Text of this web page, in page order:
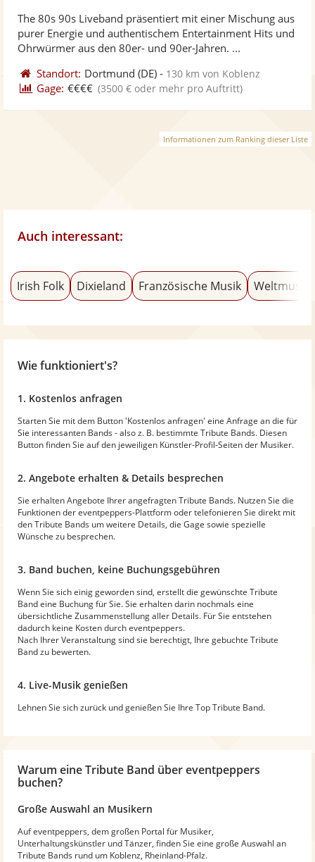
Fotos
5
The 80s 90s Liveband präsentiert mit einer Mischung aus
purer Energie und authentischem Entertainment Hits und
Ohrwürmer aus den 80er- und 90er-Jahren. ...
Standort: Dortmund (DE) - 130 km von Koblenz
Gage: €€€€ (3500 € oder mehr pro Auftritt)
Informationen zum Ranking dieser Liste
Auch interessant:
Irish Folk Dixieland Französische Musik Weltmusik
Wie funktioniert's?
1. Kostenlos anfragen
Starten Sie mit dem Button 'Kostenlos anfragen' eine Anfrage an die für
Sie interessanten Bands - also z. B. bestimmte Tribute Bands. Diesen
Button finden Sie auf den jeweiligen Künstler-Profil-Seiten der Musiker.
2. Angebote erhalten & Details besprechen
Sie erhalten Angebote Ihrer angefragten Tribute Bands. Nutzen Sie die
Funktionen der eventpeppers-Plattform oder telefonieren Sie direkt mit
den Tribute Bands um weitere Details, die Gage sowie spezielle
Wünsche zu besprechen.
3. Band buchen, keine Buchungsgebühren
Wenn Sie sich einig geworden sind, erstellt die gewünschte Tribute
Band eine Buchung für Sie. Sie erhalten darin nochmals eine
übersichtliche Zusammenstellung aller Details. Für Sie entstehen
dadurch keine Kosten durch eventpeppers.
Nach Ihrer Veranstaltung sind sie berechtigt, Ihre gebuchte Tribute
Band zu bewerten.
4. Live-Musik genießen
Lehnen Sie sich zurück und genießen Sie Ihre Top Tribute Band.
Warum eine Tribute Band über eventpeppers
buchen?
Große Auswahl an Musikern
Auf eventpeppers, dem großen Portal für Musiker,
Unterhaltungskünstler und Tänzer, finden Sie eine große Auswahl an
Tribute Bands rund um Koblenz, Rheinland-Pfalz.